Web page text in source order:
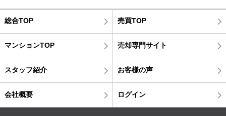
総合TOP 売買TOP
マンションTOP 売却専門サイト
スタッフ紹介 お客様の声
会社概要 ログイン